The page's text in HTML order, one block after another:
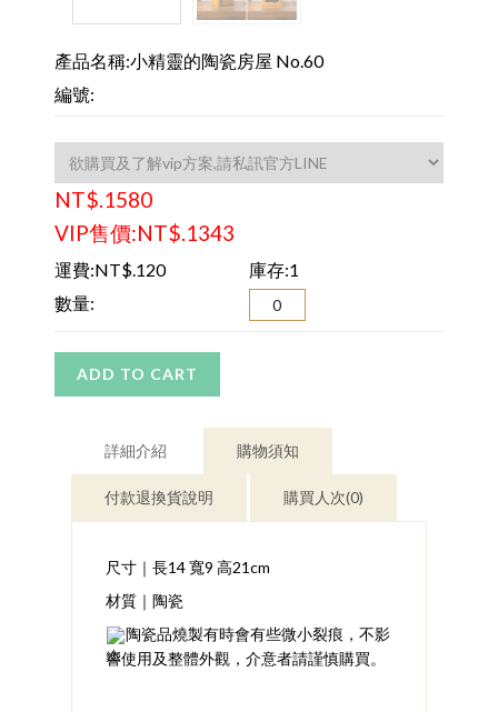
產品名稱:小精靈的陶瓷房屋 No.60
編號:
NT$.1580
VIP售價:NT$.1343
運費:NT$.120
庫存:1
數量:
ADD TO CART
詳細介紹 購物須知
付款退換貨說明 購買人次(0)
尺寸｜長14 寬9 高21cm
材質｜陶瓷
陶瓷品燒製有時會有些微小裂痕，不影
響使用及整體外觀，介意者請謹慎購買。